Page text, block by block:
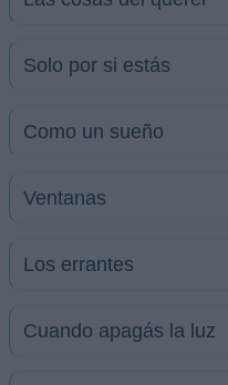
Solo por si estás
Como un sueño
Ventanas
Los errantes
Cuando apagás la luz